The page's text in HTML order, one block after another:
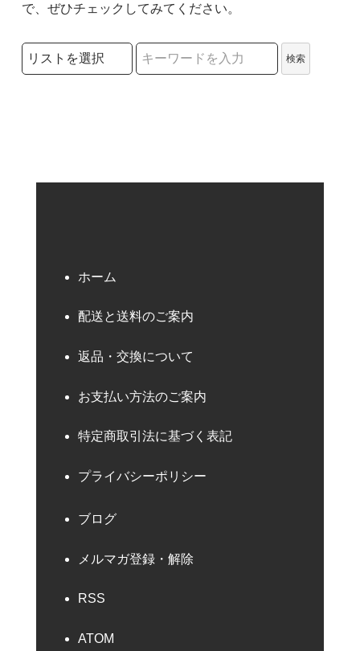
で、ぜひチェックしてみてください。
検索リストの選択
検索
ホーム
配送と送料のご案内
返品・交換について
お支払い方法のご案内
特定商取引法に基づく表記
プライバシーポリシー
ブログ
メルマガ登録・解除
RSS
ATOM